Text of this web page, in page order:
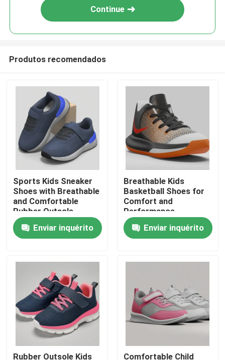
Casa
Quem Somos
Contatos
Continue
Produtos recomendados
Sports Kids Sneaker
Shoes with Breathable
and Comfortable
Rubber Outsole
Enviar inquérito
Breathable Kids
Basketball Shoes for
Comfort and
Performance
Enviar inquérito
Rubber Outsole Kids
Comfortable Child